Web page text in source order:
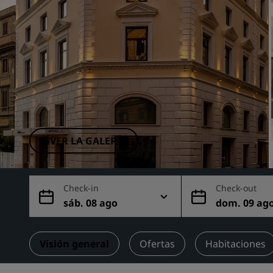
Marcas afiliadas en China
VER LA GALERÍA
Check-in
sáb. 08 ago
Check-out
dom. 09
Visión general Ofertas Habitaciones